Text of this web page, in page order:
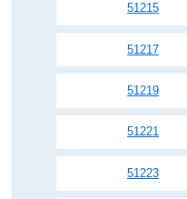
51215
51217
51219
51221
51223